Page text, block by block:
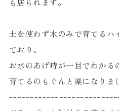
土を使わず水のみで育てるハ
ており、
お水のあげ時が一目でわかる
育てるのもぐんと楽になりま
ｰｰｰｰｰｰｰｰｰｰｰｰｰｰｰｰｰｰｰｰｰｰｰｰｰ